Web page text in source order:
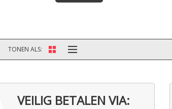
TONEN ALS
VEILIG BETALEN VIA: